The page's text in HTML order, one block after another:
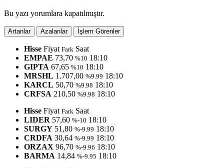
Bu yazı yorumlara kapatılmıştır.
Artanlar Azalanlar İşlem Görenler
Hisse Fiyat Fark Saat
EMPAE 73,70 %10 18:10
GIPTA 67,65 %10 18:10
MRSHL 1.707,00 %9.99 18:10
KARCL 50,70 %9.98 18:10
CRFSA 210,50 %9.98 18:10
Hisse Fiyat Fark Saat
LIDER 57,60 %-10 18:10
SURGY 51,80 %-9.99 18:10
CRDFA 30,64 %-9.99 18:10
ORZAX 96,70 %-9.96 18:10
BARMA 14,84 %-9.95 18:10